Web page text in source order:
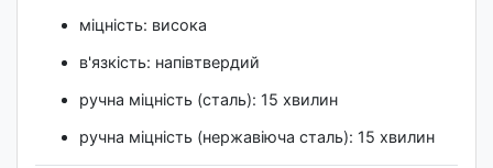
міцність: висока
в'язкість: напівтвердий
ручна міцність (сталь): 15 хвилин
ручна міцність (нержавіюча сталь): 15 хвилин